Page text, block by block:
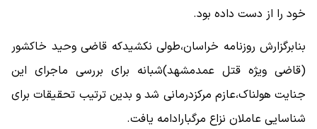
خود را از دست داده بود.
بنابرگزارش روزنامه خراسان،طولی نکشیدکه قاضی وحید خاکشور
(قاضی ویژه قتل عمدمشهد)شبانه برای بررسی ماجرای این
جنایت هولناک،عازم مرکزدرمانی شد و بدین ترتیب تحقیقات برای
شناسایی عاملان نزاع مرگبارادامه یافت.